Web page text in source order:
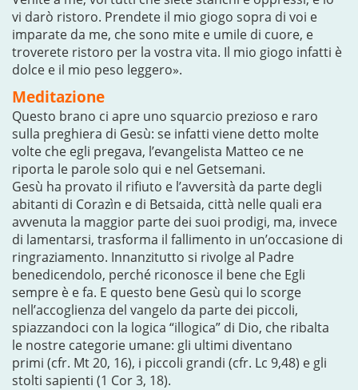
vi darò ristoro. Prendete il mio giogo sopra di voi e
imparate da me, che sono mite e umile di cuore, e
troverete ristoro per la vostra vita. Il mio giogo infatti è
dolce e il mio peso leggero».
Meditazione
Questo brano ci apre uno squarcio prezioso e raro
sulla preghiera di Gesù: se infatti viene detto molte
volte che egli pregava, l’evangelista Matteo ce ne
riporta le parole solo qui e nel Getsemani.
Gesù ha provato il rifiuto e l’avversità da parte degli
abitanti di Corazìn e di Betsaida, città nelle quali era
avvenuta la maggior parte dei suoi prodigi, ma, invece
di lamentarsi, trasforma il fallimento in un’occasione di
ringraziamento. Innanzitutto si rivolge al Padre
benedicendolo, perché riconosce il bene che Egli
sempre è e fa. E questo bene Gesù qui lo scorge
nell’accoglienza del vangelo da parte dei piccoli,
spiazzandoci con la logica “illogica” di Dio, che ribalta
le nostre categorie umane: gli ultimi diventano
primi (cfr. Mt 20, 16), i piccoli grandi (cfr. Lc 9,48) e gli
stolti sapienti (1 Cor 3, 18).